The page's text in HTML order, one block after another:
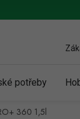
potřeby
360 1,5l